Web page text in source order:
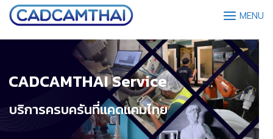
MENU
CADCAMTHAI Service